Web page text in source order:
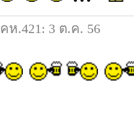
คห.421: 3 ต.ค. 56